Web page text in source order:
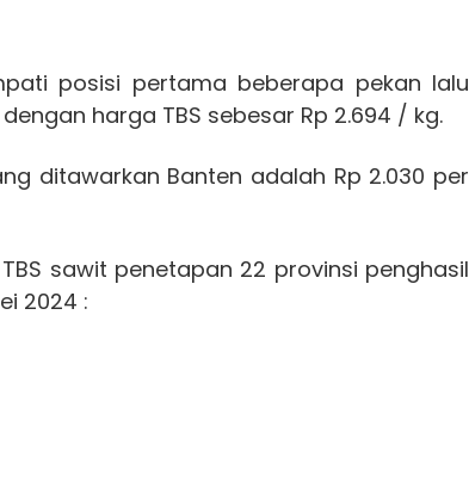
posisi pertama beberapa pekan lalu
harga TBS sebesar Rp 2.694 / kg.
ditawarkan Banten adalah Rp 2.030 per
sawit penetapan 22 provinsi penghasil
2024 :